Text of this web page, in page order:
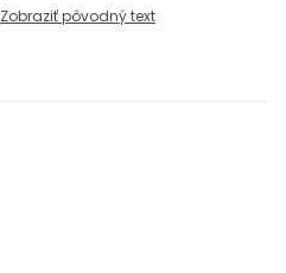
Zobraziť pôvodný text